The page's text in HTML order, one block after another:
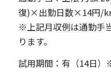
復)×出勤日数×14円/
※上記月収例は通勤手
ります。
試用期間：有（14日